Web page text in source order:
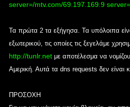
server=/mtv.com/69.197.169.9
Τα πρώτα 2 τα εξήγησα. Τα υπόλοιπα
εξωτερικού, τις οποίες τις ξεγελάμε
http://tunlr.netμε αποτέλεσμα να
Αμερική. Αυτά τα dns requests δεν είναι
ΠΡΟΣΟΧΗ